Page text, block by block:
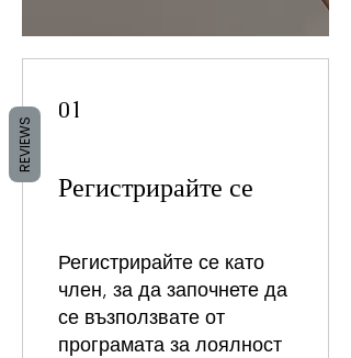
01
Регистрирайте се
Регистрирайте се като
член, за да започнете да
се възползвате от
програмата за лоялност
REVIEWS